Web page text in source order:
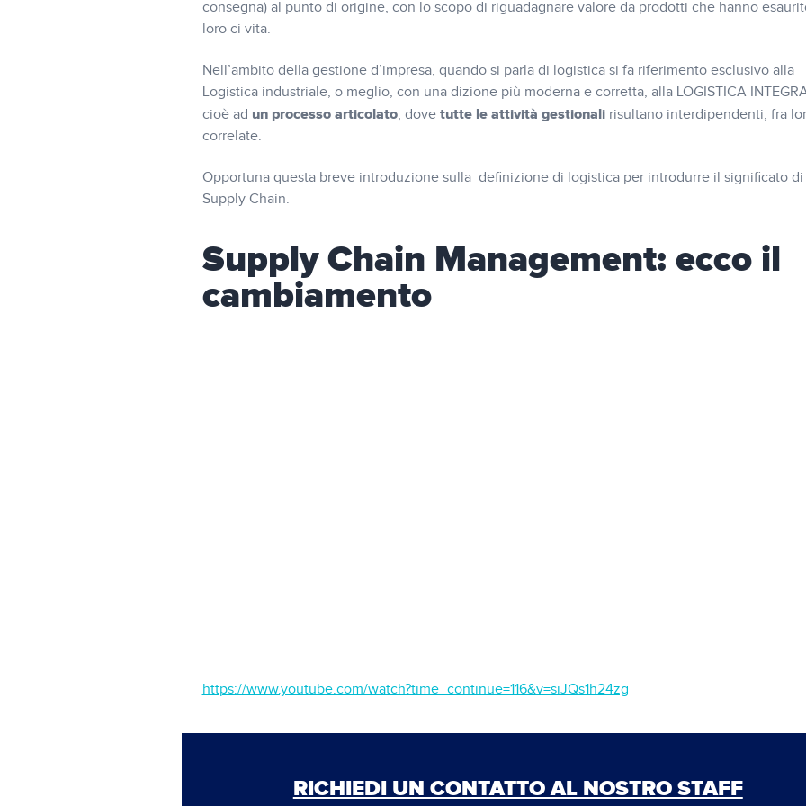
consegna) al punto di origine, con lo scopo di riguadagnare valore da prodotti che hanno
loro ci vita.
Nell’ambito della gestione d’impresa, quando si parla di logistica si fa riferimento esclusivo alla
Logistica industriale, o meglio, con una dizione più moderna e corretta, alla LOGISTICA
cioè ad un processo articolato, dove tutte le attività gestionali risultano interdipendenti, fra
correlate.
Opportuna questa breve introduzione sulla definizione di logistica per introdurre il significato di
Supply Chain.
Supply Chain Management: ecco il
cambiamento
https://www.youtube.com/watch?time_continue=116&v=siJQs1h24zg
RICHIEDI UN CONTATTO AL NOSTRO STAFF